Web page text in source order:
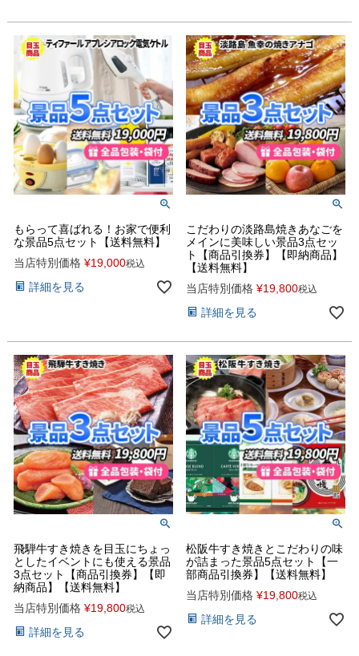
もらって喜ばれる！お家で便利
な景品5点セット【送料無料】
当店特別価格 ¥19,000税込
詳細を見る
こだわりの淡路島焼きあなごを
メインに美味しい景品3点セッ
ト【商品引換券】【即納商品】
【送料無料】
当店特別価格 ¥19,800税込
詳細を見る
飛騨牛すき焼きを目玉にちょっ
としたイベントにも使える景品
3点セット【商品引換券】【即
納商品】【送料無料】
当店特別価格 ¥19,800税込
詳細を見る
松阪牛すき焼きとこだわりの味
が詰まった景品5点セット【一
部商品引換券】【送料無料】
当店特別価格 ¥19,800税込
詳細を見る